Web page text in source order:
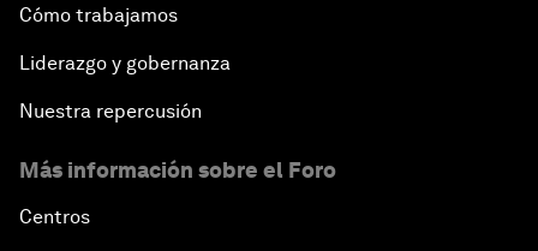
Cómo trabajamos
Liderazgo y gobernanza
Nuestra repercusión
Más información sobre el Foro
Centros